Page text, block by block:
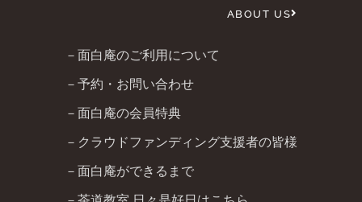
ABOUT US
－面白庵のご利用について
－予約・お問い合わせ
－面白庵の会員特典
－クラウドファンディング支援者の皆様
－面白庵ができるまで